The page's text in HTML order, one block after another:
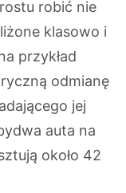
robić nie
klasowo i
przykład
odmianę
jej
auta na
około 42